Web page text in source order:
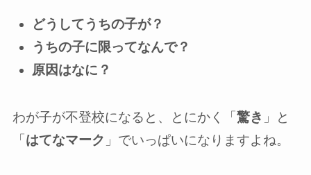
どうしてうちの子が？
うちの子に限ってなんで？
原因はなに？
わが子が不登校になると、とにかく「 驚き 」と
「 はてなマーク 」でいっぱいになりますよね。